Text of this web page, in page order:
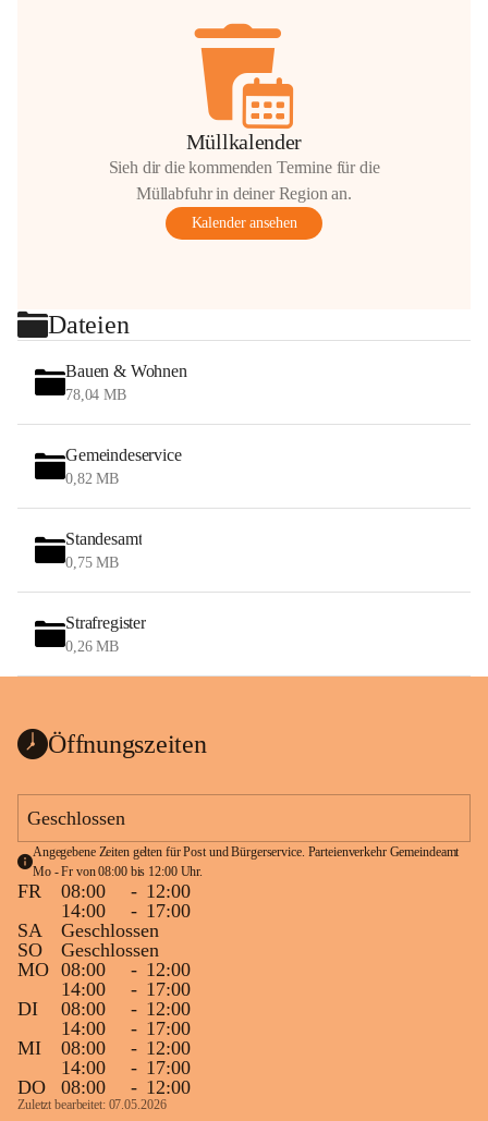
Müllkalender
Sieh dir die kommenden Termine für die
Müllabfuhr in deiner Region an.
Kalender ansehen
Dateien
Bauen & Wohnen
78,04 MB
Gemeindeservice
0,82 MB
Standesamt
0,75 MB
Strafregister
0,26 MB
Öffnungszeiten
Geschlossen
Angegebene Zeiten gelten für Post und Bürgerservice. Parteienverkehr Gemeindeamt
Mo - Fr von 08:00 bis 12:00 Uhr.
FR 08:00 - 12:00
14:00
- 17:00
SA
Geschlossen
SO
Geschlossen
MO 08:00 - 12:00
14:00
- 17:00
DI
08:00 - 12:00
14:00
- 17:00
MI
08:00 - 12:00
14:00
- 17:00
DO
08:00 - 12:00
Zuletzt bearbeitet: 07.05.2026